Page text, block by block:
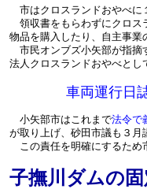
市はクロスランドおやべに
領収書をもらわずにクロス
物品を購入したり、自主事業
市民オンブズ小矢部が指摘
法人クロスランドおやべとし
車両運行日誌
小矢部市はこれまで法令で
が取り上げ、砂田市議も３月
この責任を明確にするため
子撫川ダムの